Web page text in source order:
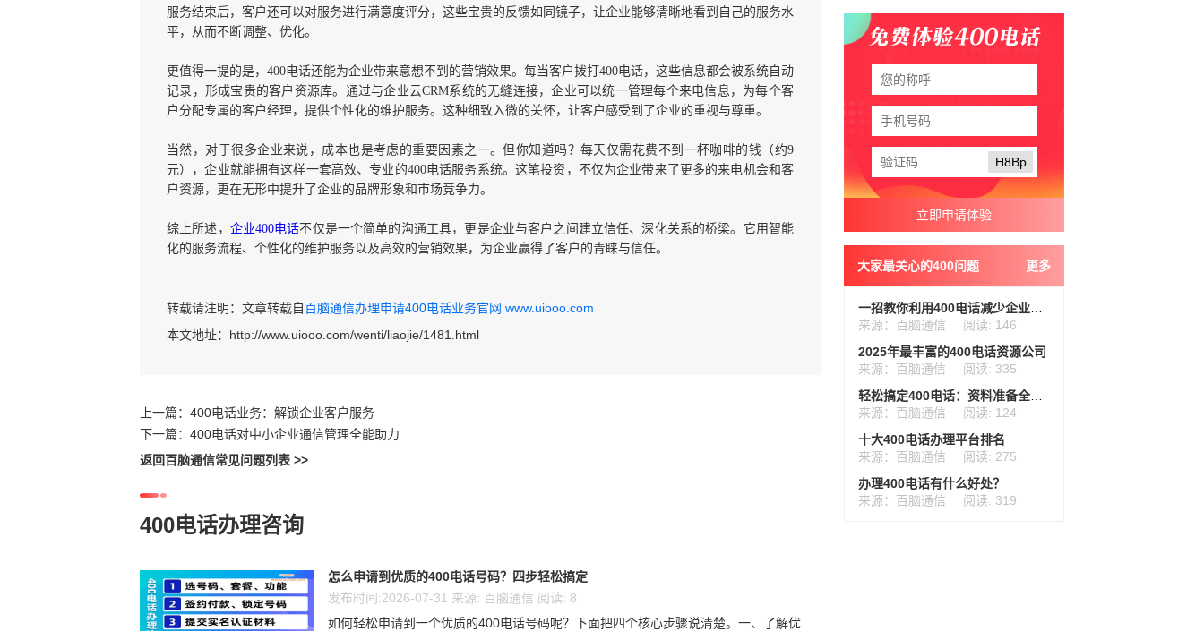
服务结束后，客户还可以对服务进行满意度评分，这些宝贵的反馈如同镜子，让企业能够清晰地看到自己的服务水
平，从而不断调整、优化。
更值得一提的是，400电话还能为企业带来意想不到的营销效果。每当客户拨打400电话，这些信息都会被系统自动
记录，形成宝贵的客户资源库。通过与企业云CRM系统的无缝连接，企业可以统一管理每个来电信息，为每个客
户分配专属的客户经理，提供个性化的维护服务。这种细致入微的关怀，让客户感受到了企业的重视与尊重。
当然，对于很多企业来说，成本也是考虑的重要因素之一。但你知道吗？每天仅需花费不到一杯咖啡的钱（约9
元），企业就能拥有这样一套高效、专业的400电话服务系统。这笔投资，不仅为企业带来了更多的来电机会和客
户资源，更在无形中提升了企业的品牌形象和市场竞争力。
综上所述， 企业400电话不仅是一个简单的沟通工具，更是企业与客户之间建立信任、深化关系的桥梁。它用智能
化的服务流程、个性化的维护服务以及高效的营销效果，为企业赢得了客户的青睐与信任。
转载请注明：文章转载自百脑通信办理申请400电话业务官网 www.uiooo.com
本文地址： http://www.uiooo.com/wenti/liaojie/1481.html
上一篇： 400电话业务：解锁企业客户服务
下一篇： 400电话对中小企业通信管理全能助力
返回百脑通信常见问题列表 >>
400电话办理咨询
怎么申请到优质的400电话号码？四步轻松搞定
发布时间:2026-07-31 来源: 百脑通信 阅读: 8
如何轻松申请到一个优质的400电话号码呢？下面把四个核心步骤说清楚。一、了解优
H8Bp
大家最关心的400问题 更多
来源：百脑通信
阅读: 146
2025年最丰富的400电话资源公司
来源：百脑通信
阅读: 335
轻松搞定400电话：资料准备全攻略
来源：百脑通信
阅读: 124
十大400电话办理平台排名
来源：百脑通信
阅读: 275
办理400电话有什么好处？
来源：百脑通信
阅读: 319